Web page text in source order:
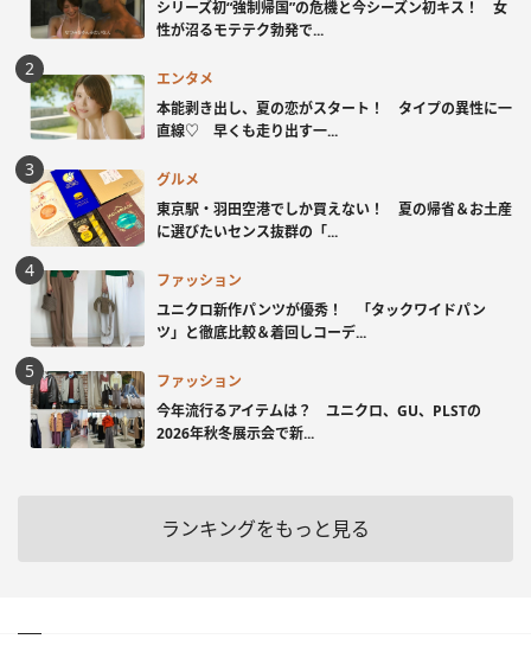
シリーズ初“強制帰国”の危機と今シーズン初キス！ 女
性が沼るモテテク勃発で...
エンタメ
本能剥き出し、夏の恋がスタート！ タイプの異性に一
直線♡ 早くも走り出す一...
グルメ
東京駅・羽田空港でしか買えない！ 夏の帰省＆お土産
に選びたいセンス抜群の「...
ファッション
ユニクロ新作パンツが優秀！ 「タックワイドパン
ツ」と徹底比較＆着回しコーデ...
ファッション
今年流行るアイテムは？ ユニクロ、GU、PLSTの
2026年秋冬展示会で新...
ランキングをもっと見る